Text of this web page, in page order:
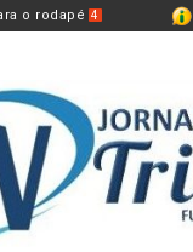
o rodapé 4